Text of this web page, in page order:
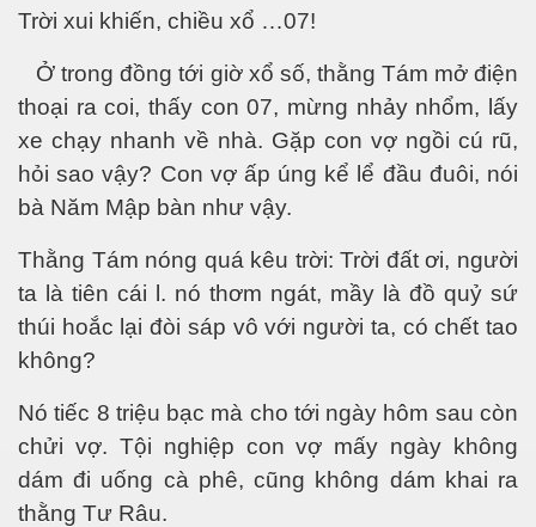
Trời xui khiến, chiều xổ …07!
Ở trong đồng tới giờ xổ số, thằng Tám mở điện
thoại ra coi, thấy con 07, mừng nhảy nhổm, lấy
xe chạy nhanh về nhà. Gặp con vợ ngồi cú rũ,
hỏi sao vậy? Con vợ ấp úng kể lể đầu đuôi, nói
bà Năm Mập bàn như vậy.
Thằng Tám nóng quá kêu trời: Trời đất ơi, người
ta là tiên cái l. nó thơm ngát, mầy là đồ quỷ sứ
thúi hoắc lại đòi sáp vô với người ta, có chết tao
không?
Nó tiếc 8 triệu bạc mà cho tới ngày hôm sau còn
chửi vợ. Tội nghiệp con vợ mấy ngày không
dám đi uống cà phê, cũng không dám khai ra
thằng Tư Râu.
2